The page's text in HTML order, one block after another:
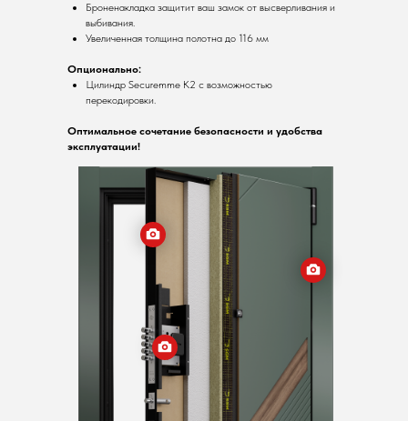
Броненакладка защитит ваш замок от высверливания и
выбивания.
Увеличенная толщина полотна до 116 мм
Опционально:
Цилиндр Securemme K2 с возможностью
перекодировки.
Оптимальное сочетание безопасности и удобства
эксплуатации!